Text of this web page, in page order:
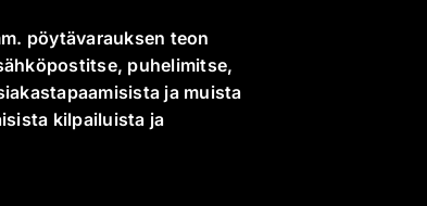
pöytävarauksen teon
puhelimitse,
ja muista
kilpailuista ja